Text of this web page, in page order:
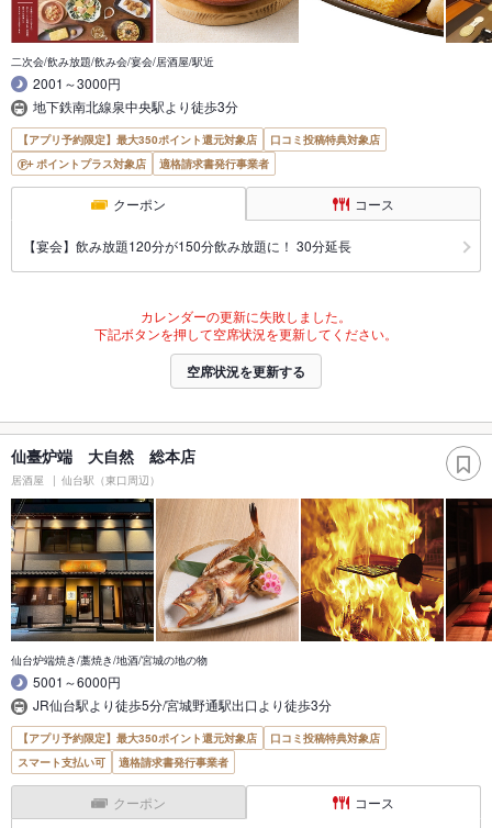
二次会/飲み放題/飲み会/宴会/居酒屋/駅近
2001～3000円
地下鉄南北線泉中央駅より徒歩3分
【アプリ予約限定】最大350ポイント還元対象店
口コミ投稿特典対象店
ポイントプラス対象店
適格請求書発行事業者
クーポン コース
【宴会】飲み放題120分が150分飲み放題に！ 30分延長
カレンダーの更新に失敗しました。
下記ボタンを押して空席状況を更新してください。
空席状況を更新する
仙臺炉端 大自然 総本店
居酒屋 仙台駅（東口周辺）
仙台炉端焼き/藁焼き/地酒/宮城の地の物
5001～6000円
JR仙台駅より徒歩5分/宮城野通駅出口より徒歩3分
【アプリ予約限定】最大350ポイント還元対象店
口コミ投稿特典対象店
スマート支払い可
適格請求書発行事業者
クーポン コース